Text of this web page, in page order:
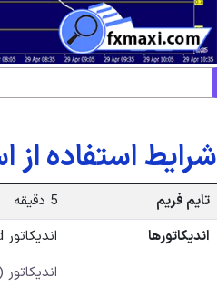
شرایط استفاده
تایم فریم
5 دقیقه
اندیکاتورها
اندیکاتور Delta Trend
اندیکاتور Lagurre 0.75 (level 0.3 and 0.7)